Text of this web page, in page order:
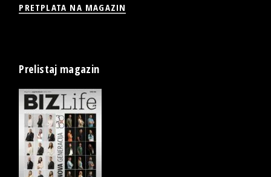
PRETPLATA NA MAGAZIN
Prelistaj magazin